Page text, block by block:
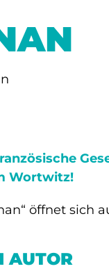
Wortwitz!
öffnet sich
AUTOR